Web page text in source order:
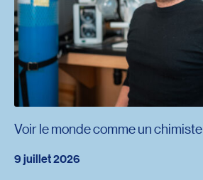
9 juillet 2026
Voir le monde comme un chimiste